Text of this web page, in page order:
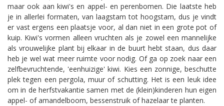
maar ook aan kiwi's en appel- en perenbomen. Die laatste heb
je in allerlei formaten, van laagstam tot hoogstam, dus je vindt
er vast ergens een plaatsje voor, al dan niet in een grote pot of
kuip. Kiwi's vormen alleen vruchten als je zowel een mannelijke
als vrouwelijke plant bij elkaar in de buurt hebt staan, dus daar
heb je wel wat meer ruimte voor nodig. Of ga op zoek naar een
zelfbevruchtende, 'eenhuizige' kiwi. Kies een zonnige, beschutte
plek tegen een pergola, muur of schutting. Het is een leuk idee
om in de herfstvakantie samen met de (klein)kinderen hun eigen
appel- of amandelboom, bessenstruik of hazelaar te planten.